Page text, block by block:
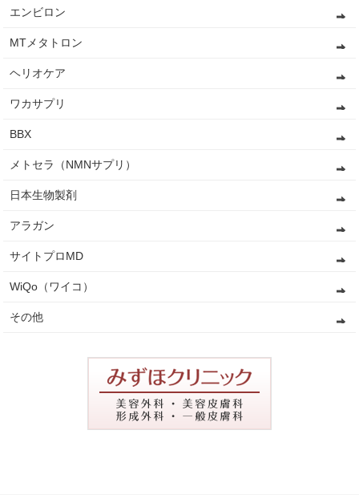
エンビロン
MTメタトロン
ヘリオケア
ワカサプリ
BBX
メトセラ（NMNサプリ）
日本生物製剤
アラガン
サイトプロMD
WiQo（ワイコ）
その他